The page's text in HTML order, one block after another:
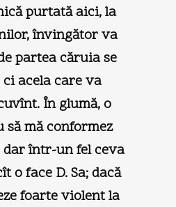
purtată aici, la
învingător va
partea căruia se
acela care va
În glumă, o
să mă conformez
într-un fel ceva
o face D. Sa; dacă
foarte violent la